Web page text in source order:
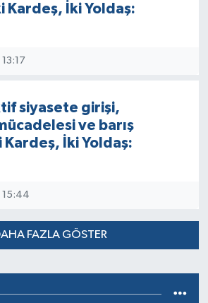
Kardeş, İki Yoldaş:
siyasete girişi,
ve barış
Kardeş, İki Yoldaş:
15:44
FAZLA GÖSTER